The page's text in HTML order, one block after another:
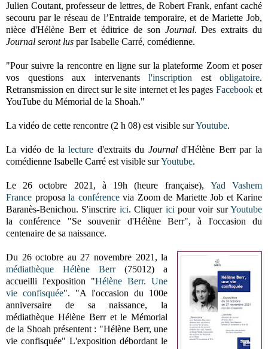
Julien Coutant, professeur de lettres, de Robert Frank, enfant caché
secouru par le réseau de l’Entraide temporaire, et de Mariette Job,
nièce d'Hélène Berr et éditrice de son Journal. Des extraits du
Journal seront lus par Isabelle Carré, comédienne.
"Pour suivre la rencontre en ligne sur la plateforme Zoom et poser
vos questions aux intervenants l'inscription est obligatoire.
Retransmission en direct sur le site internet et les pages Facebooket
YouTube du Mémorial de la Shoah."
La vidéo de cette rencontre (2 h 08) est visible surYoutube.
La vidéo de lalecture d'extraits du Journald'Hélène Berr par la
comédienne Isabelle Carré est visible surYoutube.
Le 26 octobre 2021, à 19h (heure française), Yad Vashem
France proposa la conférencevia Zoom de Mariette Job et Karine
Baranès-Benichou. S'inscrire ici. Cliquer ici pour voir surYoutube
la conférence "Se souvenir d'Hélène Berr", à l'occasion du
centenaire de sa naissance.
Du 26 octobre au 27 novembre 2021, la
médiathèque Hélène Berr(75012) a
accueilli l'exposition "Hélène Berr. Une
vie confisquée". "A l'occasion du 100e
anniversaire de sa naissance, la
médiathèque Hélène Berr et le Mémorial
de la Shoah présentent : "Hélène Berr, une
vie confisquée" L'exposition débordant le